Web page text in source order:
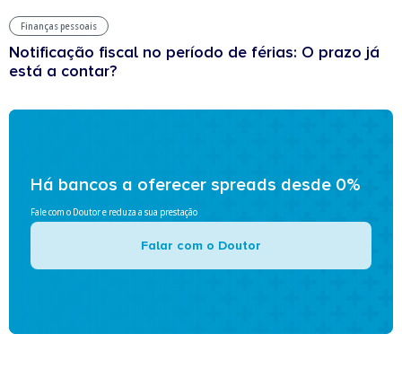
Finanças pessoais
Notificação fiscal no período de férias: O prazo já
está a contar?
Há bancos a oferecer spreads desde 0%
Fale com o Doutor e reduza a sua prestação
Falar com o Doutor